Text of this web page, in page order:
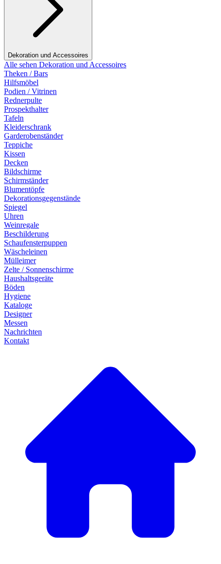
Dekoration und Accessoires
Alle sehen Dekoration und Accessoires
Theken / Bars
Hilfsmöbel
Podien / Vitrinen
Rednerpulte
Prospekthalter
Tafeln
Kleiderschrank
Garderobenständer
Teppiche
Kissen
Decken
Bildschirme
Schirmständer
Blumentöpfe
Dekorationsgegenstände
Spiegel
Uhren
Weinregale
Beschilderung
Schaufensterpuppen
Wäscheleinen
Mülleimer
Zelte / Sonnenschirme
Haushaltsgeräte
Böden
Hygiene
Kataloge
Designer
Messen
Nachrichten
Kontakt